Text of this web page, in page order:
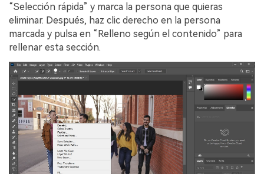
“Selección rápida” y marca la persona que quieras
eliminar. Después, haz clic derecho en la persona
marcada y pulsa en “Relleno según el contenido” para
rellenar esta sección.